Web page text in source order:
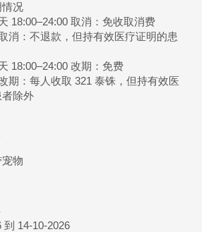
况
18:00–24:00 取消：免收取消费
消：不退款，但持有效医疗证明的患
18:00–24:00 改期：免费
期：每人收取 321 泰铢，但持有效医
除外
物
到 14-10-2026